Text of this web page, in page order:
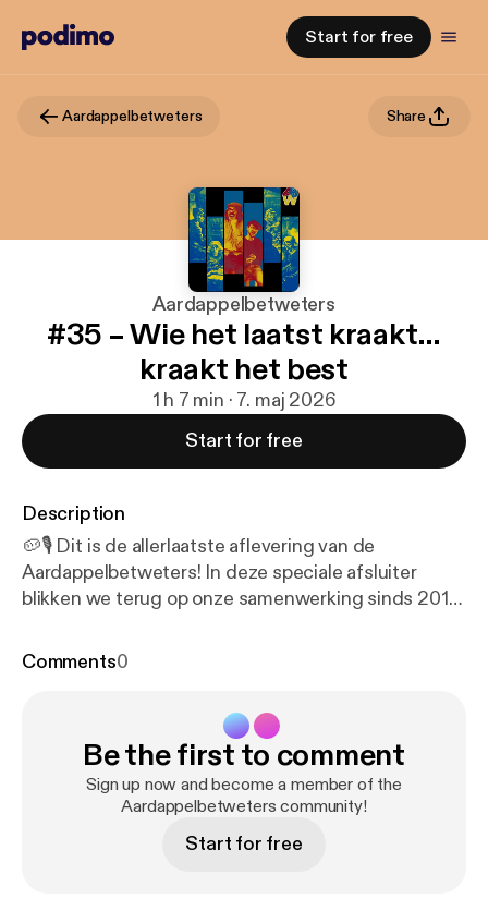
Start for free
Aardappelbetweters Share
Aardappelbetweters
#35 – Wie het laatst kraakt…
kraakt het best
1 h 7 min · 7. maj 2026
Start for free
Description
🥔🎙️ Dit is de allerlaatste aflevering van de
Aardappelbetweters! In deze speciale afsluiter
blikken we terug op onze samenwerking sinds 2017
recenseren we de nieuwste actie-smaken van Lay’s
support, het luisteren en het mee-kraken door de
jaren heen 💛. En vergeet nooit: wie het laatst
kraakt… kraakt het best. 🥔👑 Vragen of
opmerkingen? Stuur dan een mail naar
bannie.cheff@gmail.com Volg en abonner op alles
Comments0
Be the first to comment
Sign up now and become a member of the
Aardappelbetweters community!
Start for free